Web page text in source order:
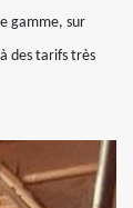
gamme, sur
des tarifs très